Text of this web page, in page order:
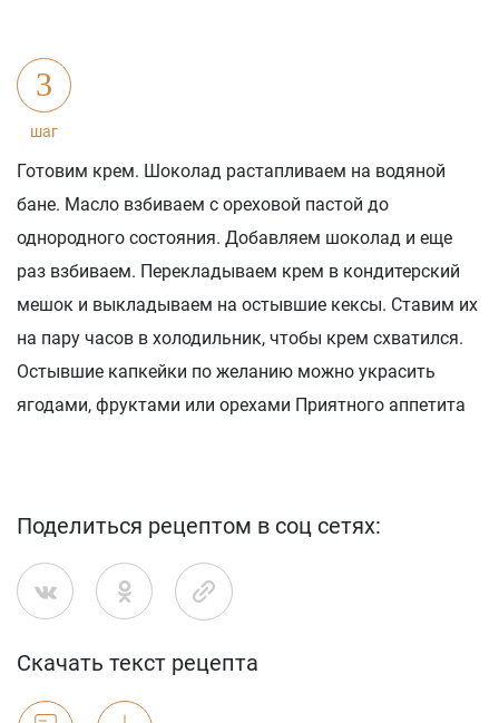
3
шаг
Готовим крем. Шоколад растапливаем на водяной
бане. Масло взбиваем с ореховой пастой до
однородного состояния. Добавляем шоколад и еще
раз взбиваем. Перекладываем крем в кондитерский
мешок и выкладываем на остывшие кексы. Ставим их
на пару часов в холодильник, чтобы крем схватился.
Остывшие капкейки по желанию можно украсить
ягодами, фруктами или орехами Приятного аппетита
Поделиться рецептом в соц сетях:
Скачать текст рецепта